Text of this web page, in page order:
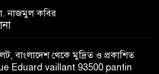
নাজমুল কবির
বাংলাদেশ থেকে মুদ্রিত ও প্রকাশিত
Eduard vaillant 93500 pantin